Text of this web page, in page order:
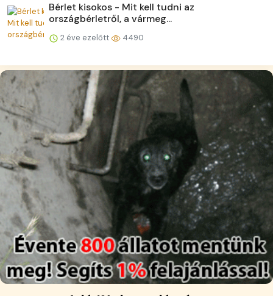
Bérlet kisokos - Mit kell tudni az
országbérletről, a vármeg...
2 éve ezelőtt 4490